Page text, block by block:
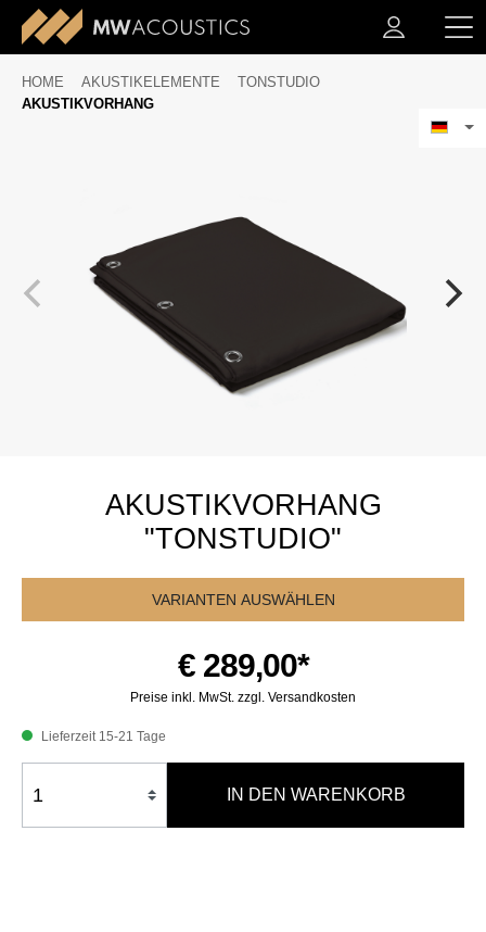
HOME AKUSTIKELEMENTE
TONSTUDIO
AKUSTIKVORHANG
AKUSTIKVORHANG
"TONSTUDIO"
VARIANTEN AUSWÄHLEN
€ 289,00*
Preise inkl. MwSt. zzgl. Versandkosten
Lieferzeit 15-21 Tage
IN DEN WARENKORB